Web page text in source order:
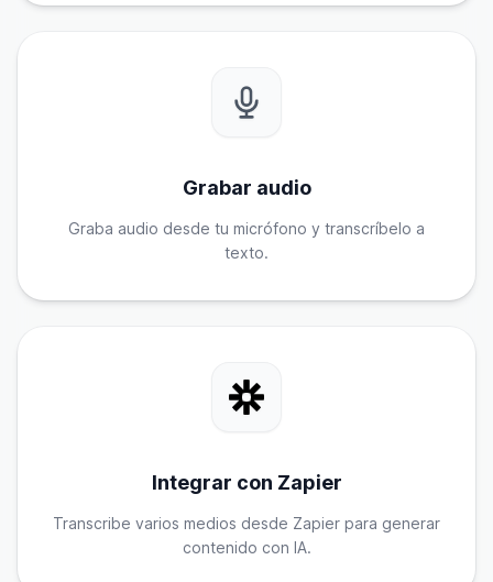
Grabar audio
Graba audio desde tu micrófono y transcríbelo a
texto.
Integrar con Zapier
Transcribe varios medios desde Zapier para generar
contenido con IA.